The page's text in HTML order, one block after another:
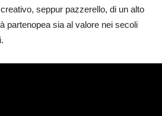
seppur pazzerello, di un alto
partenopea sia al valore nei secoli